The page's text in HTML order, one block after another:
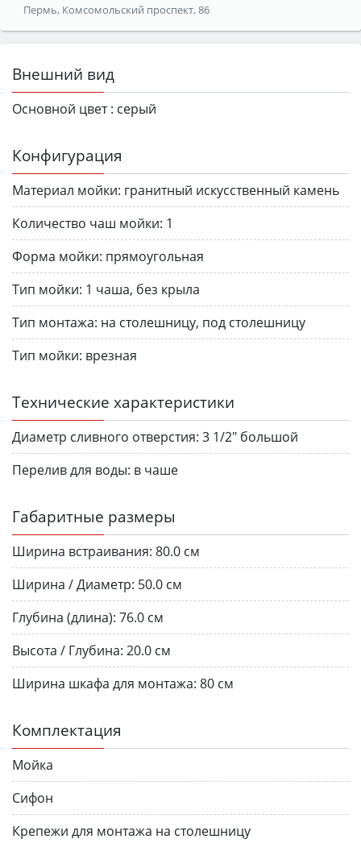
Пермь, Комсомольский проспект, 86
Внешний вид
Основной цвет : серый
Конфигурация
Материал мойки: гранитный искусственный камень
Количество чаш мойки: 1
Форма мойки: прямоугольная
Тип мойки: 1 чаша, без крыла
Тип монтажа: на столешницу, под столешницу
Тип мойки: врезная
Технические характеристики
Диаметр сливного отверстия: 3 1/2" большой
Перелив для воды: в чаше
Габаритные размеры
Ширина встраивания: 80.0 см
Ширина / Диаметр: 50.0 см
Глубина (длина): 76.0 см
Высота / Глубина: 20.0 см
Ширина шкафа для монтажа: 80 см
Комплектация
Мойка
Сифон
Крепежи для монтажа на столешницу